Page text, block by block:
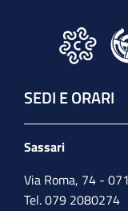
SEDI E ORARI
Sassari
Via Roma, 74 -
Tel. 079 2080274